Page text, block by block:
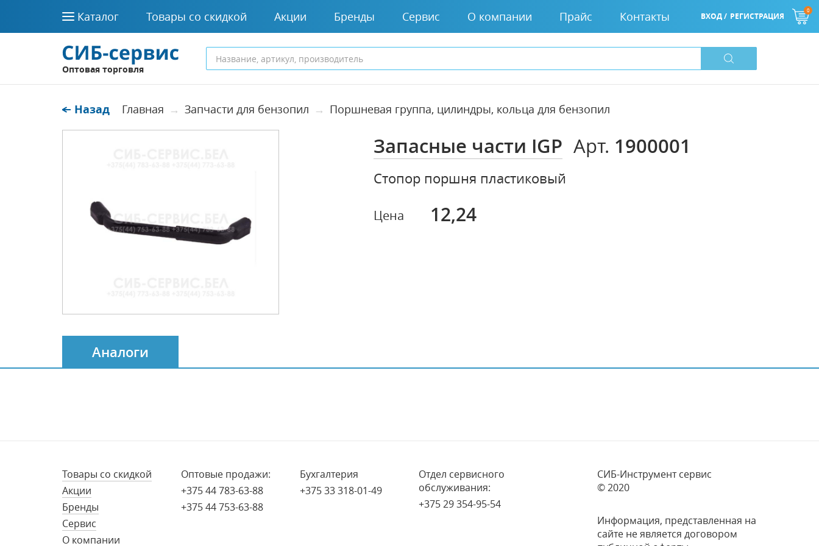
Каталог Товары со скидкой Акции Бренды Сервис О компании Прайс Контакты ВХОД / РЕГИСТРАЦИЯ
0
Оптовая торговля
Назад Главная Запчасти для бензопил Поршневая группа, цилиндры, кольца для бензопил
Запасные части IGP Арт. 1900001
Стопор поршня пластиковый
Цена 12,24
Аналоги
Товары со скидкой
Акции
Бренды
Сервис
О компании
Оптовые продажи:
+375 44 783-63-88
+375 44 753-63-88
Бухгалтерия
+375 33 318-01-49
Отдел сервисного
обслуживания:
+375 29 354-95-54
СИБ-Инструмент сервис
© 2020
Информация, представленная на
сайте не является договором